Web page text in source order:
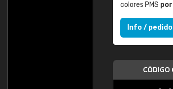
colores PMS
Info / pedido
CÓDIGO